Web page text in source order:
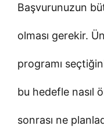
Başvurunuzun
olması gerekir.
programı
bu hedefle nasıl
sonrası ne